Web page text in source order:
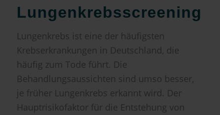
Lungenkrebsscreening
Lungenkrebs ist eine der häufigsten
Krebserkrankungen in Deutschland, die
häufig zum Tode führt. Die
Behandlungsaussichten sind umso besser,
je früher Lungenkrebs erkannt wird. Der
Hauptrisikofaktor für die Entstehung von